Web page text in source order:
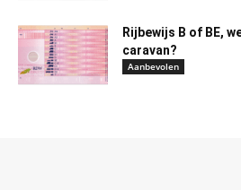
Rijbewijs B of BE,
caravan?
Aanbevolen